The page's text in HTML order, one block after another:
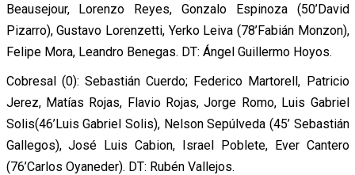
Beausejour, Lorenzo Reyes, Gonzalo Espinoza (50’David
Pizarro), Gustavo Lorenzetti, Yerko Leiva (78’Fabián Monzon),
Felipe Mora, Leandro Benegas. DT: Ángel Guillermo Hoyos.
Cobresal (0): Sebastián Cuerdo; Federico Martorell, Patricio
Jerez, Matías Rojas, Flavio Rojas, Jorge Romo, Luis Gabriel
Solis(46’Luis Gabriel Solis), Nelson Sepúlveda (45’ Sebastián
Gallegos), José Luis Cabion, Israel Poblete, Ever Cantero
(76’Carlos Oyaneder). DT: Rubén Vallejos.